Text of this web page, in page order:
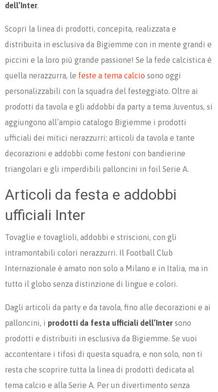
dell’Inter.
Scopri la linea di prodotti, concepita, realizzata e
distribuita in esclusiva da Bigiemme con in mente grandi e
piccini e la loro più grande passione! Se la fede calcistica è
quella nerazzurra, le feste a tema calcio sono oggi
personalizzabili con la squadra del festeggiato. Oltre ai
prodotti da tavola e gli addobbi da party a tema Juventus, si
aggiungono all’ampio catalogo Bigiemme i prodotti
ufficiali dei mitici nerazzurri: articoli da tavola e tante
decorazioni e addobbi come festoni con bandierine
triangolari e gli imperdibili palloncini in foil Serie A.
Articoli da festa e addobbi
ufficiali Inter
Tovaglie e tovaglioli, addobbi e striscioni, con gli
intramontabili colori nerazzurri. Il Football Club
Internazionale è amato non solo a Milano e in Italia, ma in
tutto il globo senza distinzione di lingue e colori.
Dagli articoli da party e da tavola, fino alle decorazioni e ai
palloncini, i prodotti da festa ufficiali dell’Inter sono
prodotti e distribuiti in esclusiva da Bigiemme. Se vuoi
accontentare i tifosi di questa squadra, e non solo, non ti
resta che scoprire tutta la linea di prodotti dedicata al
tema calcio e alla Serie A. Per un divertimento senza